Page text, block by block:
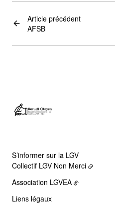
Article précédent
AFSB
S’informer sur la LGV
Collectif LGV Non Merci
Association LGVEA
Liens légaux